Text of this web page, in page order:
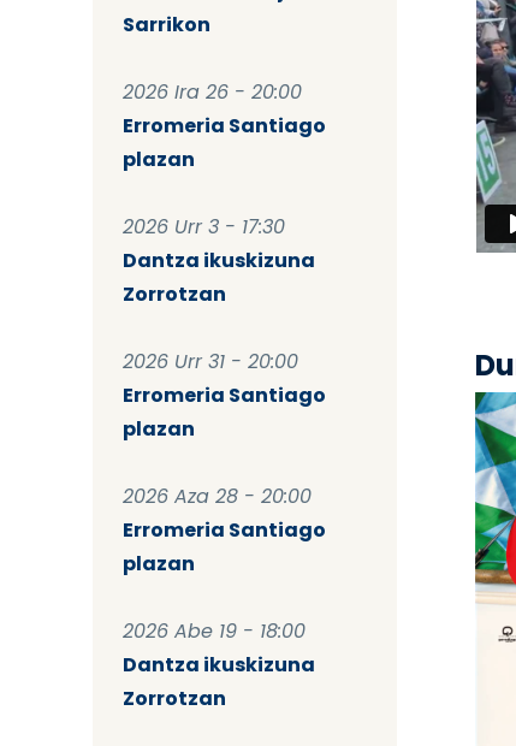
Sarrikon
2026 Ira 26 - 20:00
Erromeria Santiago
plazan
2026 Urr 3 - 17:30
Dantza ikuskizuna
Zorrotzan
2026 Urr 31 - 20:00
Erromeria Santiago
plazan
2026 Aza 28 - 20:00
Erromeria Santiago
plazan
2026 Abe 19 - 18:00
Dantza ikuskizuna
Zorrotzan